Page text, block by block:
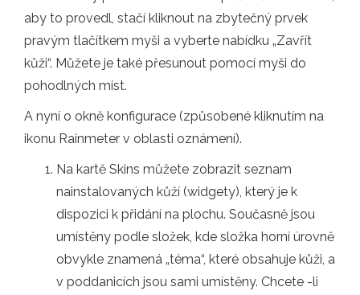
aby to provedl, stačí kliknout na zbytečný prvek
pravým tlačítkem myši a vyberte nabídku „Zavřít
kůži“. Můžete je také přesunout pomocí myši do
pohodlných míst.
A nyní o okně konfigurace (způsobené kliknutím na
ikonu Rainmeter v oblasti oznámení).
Na kartě Skins můžete zobrazit seznam
nainstalovaných kůží (widgety), který je k
dispozici k přidání na plochu. Současně jsou
umístěny podle složek, kde složka horní úrovně
obvykle znamená „téma“, které obsahuje kůži, a
v poddanicích jsou sami umístěny. Chcete -li